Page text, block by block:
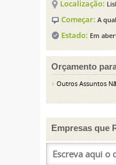
Localização:
Começar: A
Estado: Em
Orçamento
Outros Assuntos
Empresas que